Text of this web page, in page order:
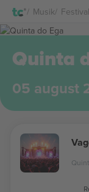
Musik Festival
Quinta
05 august